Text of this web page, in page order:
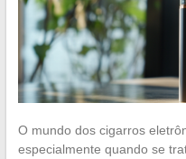
O mundo dos cigarros
especialmente quando se